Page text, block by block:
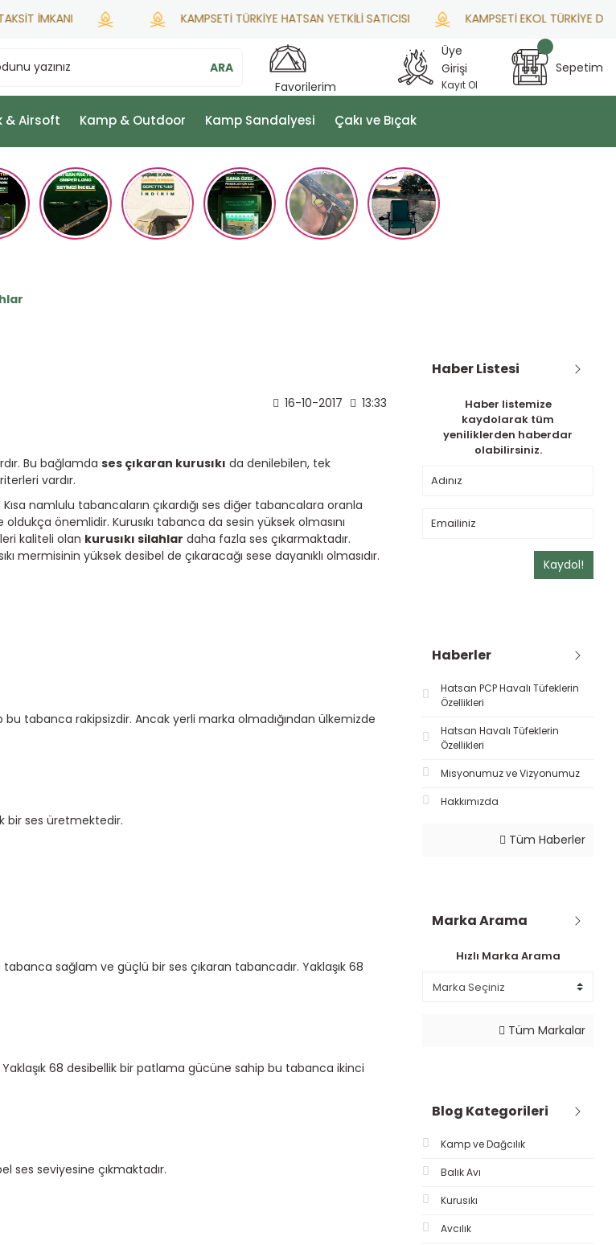
İMKANI KAMPSETİ TÜRKİYE HATSAN YETKİLİ SATICISI KAMPSETİ EKOL TÜRKİYE
ARA
Favorilerim
Üye
Girişi
Kayıt Ol
Sepetim
& Airsoft Kamp & Outdoor Kamp Sandalyesi Çakı ve Bıçak
16-10-2017 13:33
Bu bağlamda ses çıkaran kurusıkı da denilebilen, tek
vardır.
namlulu tabancaların çıkardığı ses diğer tabancalara oranla
önemlidir. Kurusıkı tabanca da sesin yüksek olmasını
kaliteli olan kurusıkı silahlar daha fazla ses çıkarmaktadır.
mermisinin yüksek desibel de çıkaracağı sese dayanıklı olmasıdır.
tabanca rakipsizdir. Ancak yerli marka olmadığından ülkemizde
bir ses üretmektedir.
sağlam ve güçlü bir ses çıkaran tabancadır. Yaklaşık 68
68 desibellik bir patlama gücüne sahip bu tabanca ikinci
ses seviyesine çıkmaktadır.
Haber Listesi
Haber listemize
kaydolarak tüm
yeniliklerden haberdar
olabilirsiniz.
Kaydol!
Haberler
Hatsan PCP Havalı Tüfeklerin
Özellikleri
Hatsan Havalı Tüfeklerin
Özellikleri
Misyonumuz ve Vizyonumuz
Hakkımızda
Tüm Haberler
Marka Arama
Hızlı Marka Arama
Tüm Markalar
Blog Kategorileri
Kamp ve Dağcılık
Balık Avı
Kurusıkı
Avcılık